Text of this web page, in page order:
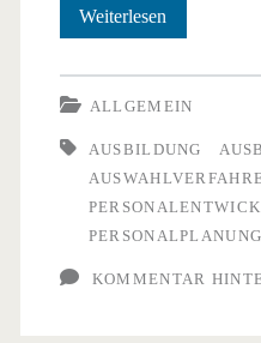
Weiterlesen
schwache
Schüler
ein
besserer
Lehrling?
ALLGEMEIN
AUSBILDUNG
PERSONALPLANUNG
KOMMENTAR